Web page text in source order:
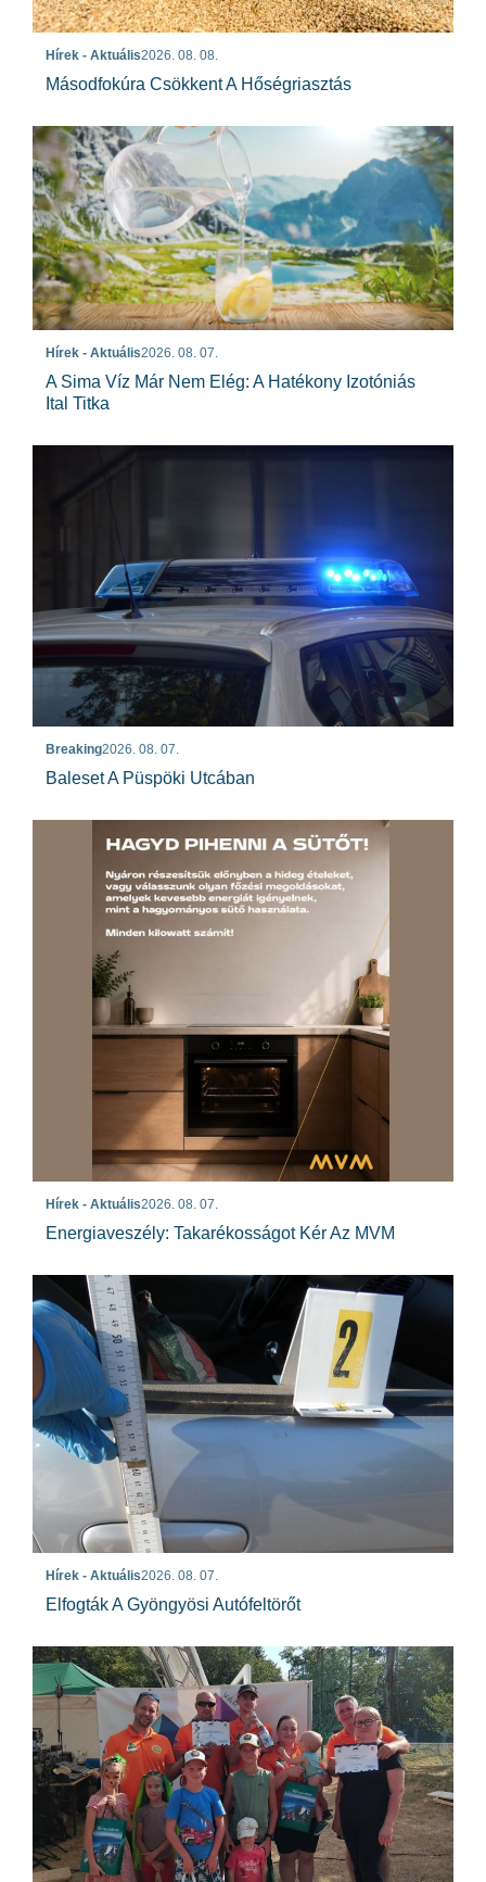
Hírek - Aktuális2026. 08. 08.
Másodfokúra Csökkent A Hőségriasztás
Hírek - Aktuális2026. 08. 07.
A Sima Víz Már Nem Elég: A Hatékony Izotóniás
Ital Titka
Breaking2026. 08. 07.
Baleset A Püspöki Utcában
Hírek - Aktuális2026. 08. 07.
Energiaveszély: Takarékosságot Kér Az MVM
Hírek - Aktuális2026. 08. 07.
Elfogták A Gyöngyösi Autófeltörőt